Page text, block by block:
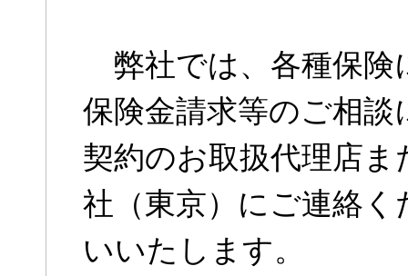
弊社では、各種保険
保険金請求等のご相
契約のお取扱代理店
社（東京）にご連絡
いいたします。